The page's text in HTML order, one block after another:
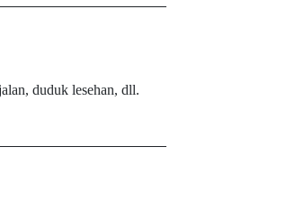
duduk lesehan, dll.